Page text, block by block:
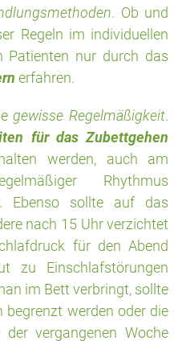
. Ob und
Regeln im individuellen
Patienten nur durch das
erfahren.
gewisse Regelmäßigkeit.
für das Zubettgehen
werden, auch am
Rhythmus
Ebenso sollte auf das
nach 15 Uhr verzichtet
für den Abend
zu Einschlafstörungen
im Bett verbringt, sollte
werden oder die
vergangenen Woche